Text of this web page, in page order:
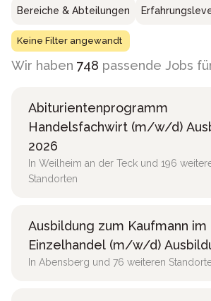
Bereiche & Abteilungen
Keine Filter angewandt
Wir haben 748 passende Jobs
Abiturientenprogramm
Handelsfachwirt (m/w/d)
2026
In Weilheim an der Teck und 196
Standorten
Ausbildung zum Kaufmann im
Einzelhandel (m/w/d)
In Abensberg und 76 weiteren